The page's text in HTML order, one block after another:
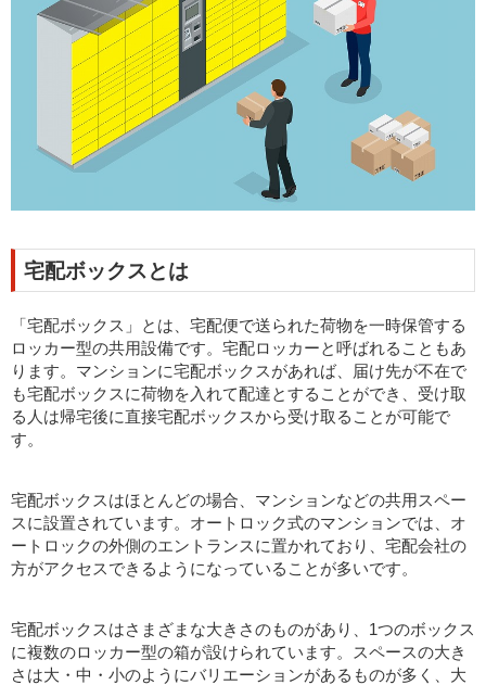
宅配ボックスとは
「宅配ボックス」とは、宅配便で送られた荷物を一時保管する
ロッカー型の共用設備です。宅配ロッカーと呼ばれることもあ
ります。マンションに宅配ボックスがあれば、届け先が不在で
も宅配ボックスに荷物を入れて配達とすることができ、受け取
る人は帰宅後に直接宅配ボックスから受け取ることが可能で
す。
宅配ボックスはほとんどの場合、マンションなどの共用スペー
スに設置されています。オートロック式のマンションでは、オ
ートロックの外側のエントランスに置かれており、宅配会社の
方がアクセスできるようになっていることが多いです。
宅配ボックスはさまざまな大きさのものがあり、1つのボックス
に複数のロッカー型の箱が設けられています。スペースの大き
さは大・中・小のようにバリエーションがあるものが多く、大